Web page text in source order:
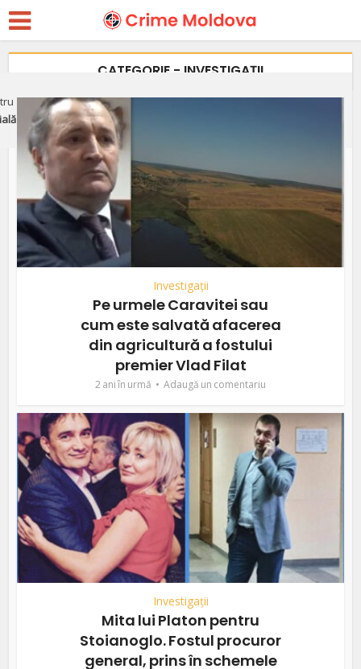
apărarea justiției independente, libertății presei și victimelor
CATEGORIE - INVESTIGAȚII
Investigații
Pe urmele Caravitei sau
cum este salvată afacerea
din agricultură a fostului
premier Vlad Filat
2 ani în urmă Adaugă un comentariu
Investigații
Mita lui Platon pentru
Stoianoglo. Fostul procuror
general, prins în schemele